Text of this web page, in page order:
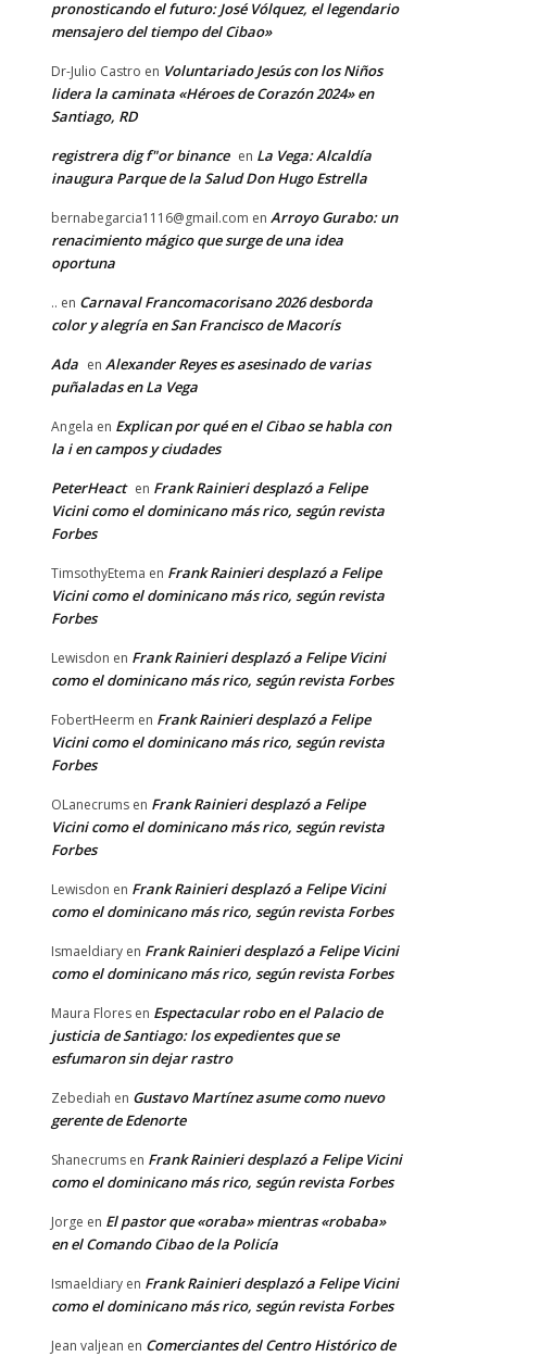
pronosticando el futuro: José Vólquez, el legendario
mensajero del tiempo del Cibao»
Dr-Julio Castro en Voluntariado Jesús con los Niños
lidera la caminata «Héroes de Corazón 2024» en
Santiago, RD
registrera dig f"or binance en La Vega: Alcaldía
inaugura Parque de la Salud Don Hugo Estrella
bernabegarcia1116@gmail.com en Arroyo Gurabo: un
renacimiento mágico que surge de una idea
oportuna
.. en Carnaval Francomacorisano 2026 desborda
color y alegría en San Francisco de Macorís
Ada en Alexander Reyes es asesinado de varias
puñaladas en La Vega
Angela en Explican por qué en el Cibao se habla con
la i en campos y ciudades
PeterHeact en Frank Rainieri desplazó a Felipe
Vicini como el dominicano más rico, según revista
Forbes
TimsothyEtema en Frank Rainieri desplazó a Felipe
Vicini como el dominicano más rico, según revista
Forbes
Lewisdon en Frank Rainieri desplazó a Felipe Vicini
como el dominicano más rico, según revista Forbes
FobertHeerm en Frank Rainieri desplazó a Felipe
Vicini como el dominicano más rico, según revista
Forbes
OLanecrums en Frank Rainieri desplazó a Felipe
Vicini como el dominicano más rico, según revista
Forbes
Lewisdon en Frank Rainieri desplazó a Felipe Vicini
como el dominicano más rico, según revista Forbes
Ismaeldiary en Frank Rainieri desplazó a Felipe Vicini
como el dominicano más rico, según revista Forbes
Maura Flores en Espectacular robo en el Palacio de
justicia de Santiago: los expedientes que se
esfumaron sin dejar rastro
Zebediah en Gustavo Martínez asume como nuevo
gerente de Edenorte
Shanecrums en Frank Rainieri desplazó a Felipe Vicini
como el dominicano más rico, según revista Forbes
Jorge en El pastor que «oraba» mientras «robaba»
en el Comando Cibao de la Policía
Ismaeldiary en Frank Rainieri desplazó a Felipe Vicini
como el dominicano más rico, según revista Forbes
Jean valjean en Comerciantes del Centro Histórico de